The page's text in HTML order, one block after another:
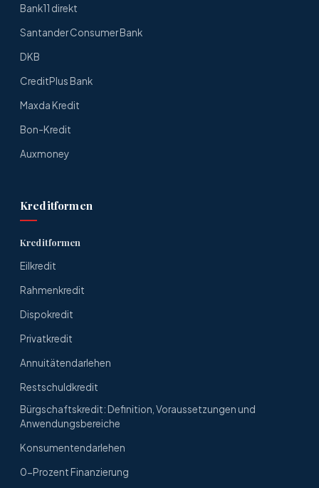
Bank11 direkt
Santander Consumer Bank
DKB
CreditPlus Bank
Maxda Kredit
Bon-Kredit
Auxmoney
Kreditformen
Kreditformen
Eilkredit
Rahmenkredit
Dispokredit
Privatkredit
Annuitätendarlehen
Restschuldkredit
Bürgschaftskredit: Definition, Voraussetzungen und
Anwendungsbereiche
Konsumentendarlehen
0-Prozent Finanzierung